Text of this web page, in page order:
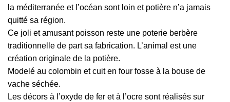
la méditerranée et l’océan sont loin et potière n’a jamais
quitté sa région.
Ce joli et amusant poisson reste une poterie berbère
traditionnelle de part sa fabrication. L’animal est une
création originale de la potière.
Modelé au colombin et cuit en four fosse à la bouse de
vache séchée.
Les décors à l’oxyde de fer et à l’ocre sont réalisés sur